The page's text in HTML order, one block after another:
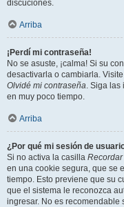
discuciones.
Arriba
¡Perdí mi contraseña!
No se asuste, ¡calma! Si su
desactivarla o cambiarla.
Olvidé mi contraseña. Siga las
en muy poco tiempo.
Arriba
¿Por qué mi sesión de
Si no activa la casilla Recordar
en una cookie segura, que se
tiempo. Esto previene que su
que el sistema le reconozca
ingresar. No es recomendable